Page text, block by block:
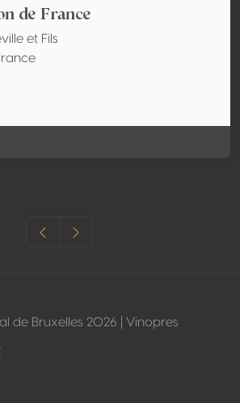
de France
et Fils
de Bruxelles 2026 | Vinopres